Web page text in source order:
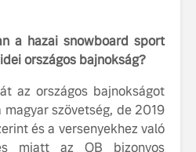
a hazai snowboard sport
országos bajnokság?
az országos bajnokságot
szövetség, de 2019
és a versenyekhez való
miatt az OB bizonyos
a
ismerje
tisztán
Volvo